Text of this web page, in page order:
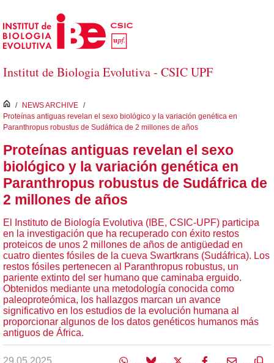
Saltar al contenido principal
Institut de Biologia Evolutiva - CSIC UPF
inici
/ NEWS ARCHIVE /
Proteínas antiguas revelan el sexo biológico y la variación genética en
Paranthropus robustus de Sudáfrica de 2 millones de años
Proteínas antiguas revelan el sexo
biológico y la variación genética en
Paranthropus robustus de Sudáfrica de
2 millones de años
El Instituto de Biología Evolutiva (IBE, CSIC-UPF) participa
en la investigación que ha recuperado con éxito restos
proteicos de unos 2 millones de años de antigüedad en
cuatro dientes fósiles de la cueva Swartkrans (Sudáfrica). Los
restos fósiles pertenecen al Paranthropus robustus, un
pariente extinto del ser humano que caminaba erguido.
Obtenidos mediante una metodología conocida como
paleoproteómica, los hallazgos marcan un avance
significativo en los estudios de la evolución humana al
proporcionar algunos de los datos genéticos humanos más
antiguos de África.
29.05.2025